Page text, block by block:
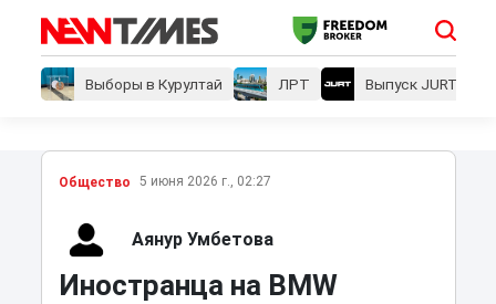
Выборы в Курултай ЛРТ Выпуск JURT
Общество 5 июня 2026 г., 02:27
Аянур Умбетова
Иностранца на BMW